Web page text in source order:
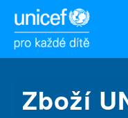
Zboží